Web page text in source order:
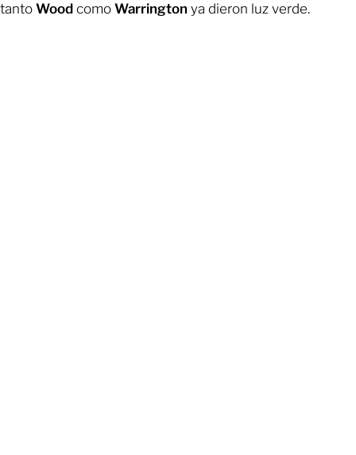
tanto Wood como Warrington ya dieron luz verde.